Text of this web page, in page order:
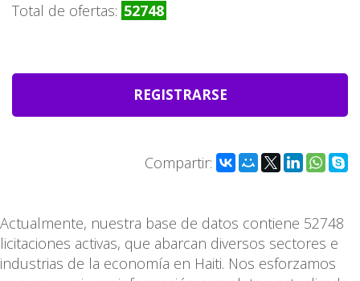
Total de ofertas: 52748
REGISTRARSE
Compartir:
Actualmente, nuestra base de datos contiene 52748
licitaciones activas, que abarcan diversos sectores e
industrias de la economía en Haiti. Nos esforzamos